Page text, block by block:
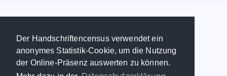
Der Handschriftencensus verwendet ein
anonymes Statistik-Cookie, um die Nutzung
der Online-Präsenz auswerten zu können.